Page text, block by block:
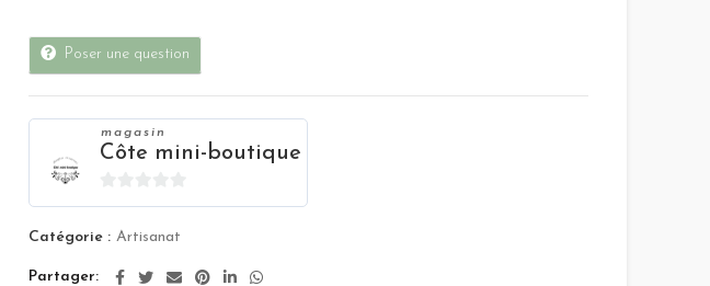
Poser une question
magasin
Côte mini-boutique
0
Catégorie : Artisanat
Partager